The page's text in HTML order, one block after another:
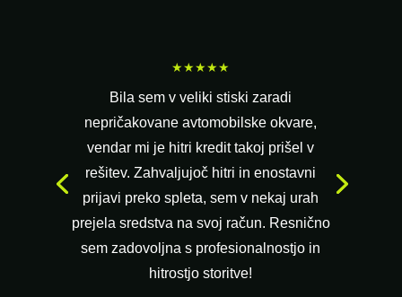
★★★★★
Bila sem v veliki stiski zaradi
nepričakovane avtomobilske okvare,
vendar mi je hitri kredit takoj prišel v
rešitev. Zahvaljujoč hitri in enostavni
prijavi preko spleta, sem v nekaj urah
prejela sredstva na svoj račun. Resnično
sem zadovoljna s profesionalnostjo in
hitrostjo storitve!